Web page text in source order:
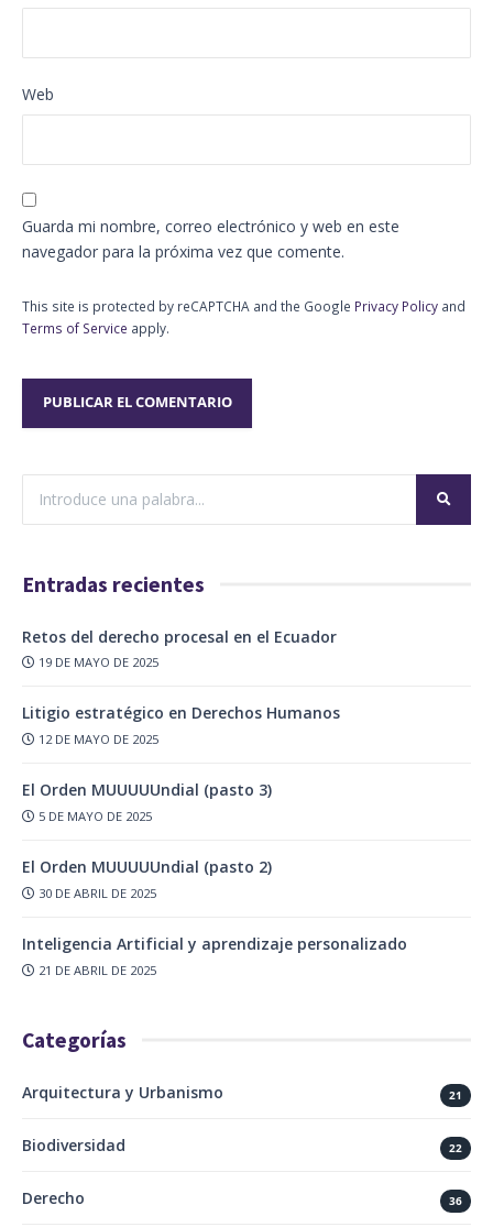
Web
Guarda mi nombre, correo electrónico y web en este
navegador para la próxima vez que comente.
This site is protected by reCAPTCHA and the Google Privacy Policy and
Terms of Service apply.
Entradas recientes
Retos del derecho procesal en el Ecuador
19 DE MAYO DE 2025
Litigio estratégico en Derechos Humanos
12 DE MAYO DE 2025
El Orden MUUUUUndial (pasto 3)
5 DE MAYO DE 2025
El Orden MUUUUUndial (pasto 2)
30 DE ABRIL DE 2025
Inteligencia Artificial y aprendizaje personalizado
21 DE ABRIL DE 2025
Categorías
Arquitectura y Urbanismo 21
Biodiversidad 22
Derecho 36